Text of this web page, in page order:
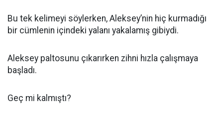
Bu tek kelimeyi söylerken, Aleksey’nin hiç kurmadığı
bir cümlenin içindeki yalanı yakalamış gibiydi.
Aleksey paltosunu çıkarırken zihni hızla çalışmaya
başladı.
Geç mi kalmıştı?